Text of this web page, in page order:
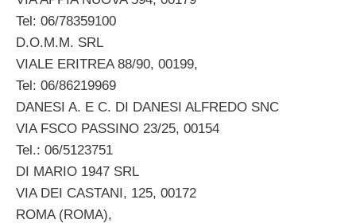
Tel: 06/78359100
D.O.M.M. SRL
VIALE ERITREA 88/90, 00199,
Tel: 06/86219969
DANESI A. E C. DI DANESI ALFREDO SNC
VIA FSCO PASSINO 23/25, 00154
Tel.: 06/5123751
DI MARIO 1947 SRL
VIA DEI CASTANI, 125, 00172
ROMA (ROMA),